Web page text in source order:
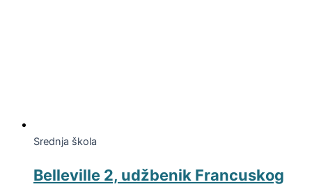
Srednja škola
Belleville 2, udžbenik Francuskog